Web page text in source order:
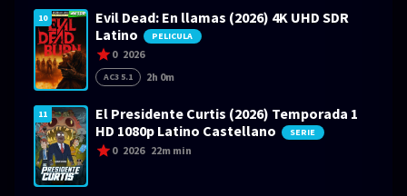
10
Evil Dead: En llamas (2026) 4K UHD SDR
Latino
PELICULA
0 2026
AC3 5.1 2h 0m
11
El Presidente Curtis (2026) Temporada 1
HD 1080p Latino Castellano
SERIE
0 2026 22m min